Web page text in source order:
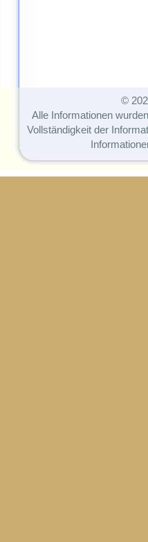
©
Alle Informationen
Vollständigkeit der